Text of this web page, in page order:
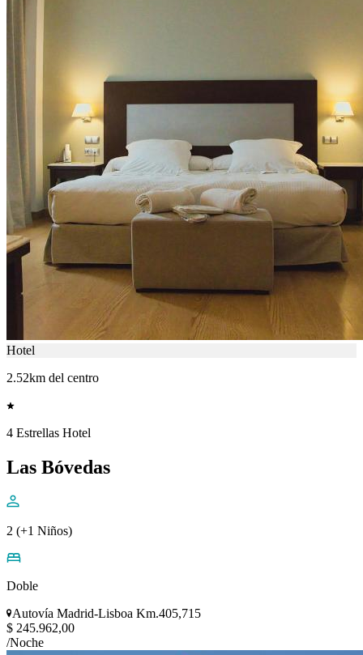
Hotel
2.52km del centro
4 Estrellas Hotel
Las Bóvedas
2 (+1 Niños)
Doble
Autovía Madrid-Lisboa Km.405,715
$ 245.962,00
/Noche